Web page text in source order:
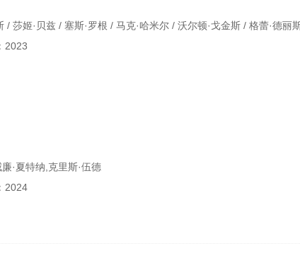
/ 莎姬·贝兹 / 塞斯·罗根 / 马克·哈米尔 / 沃尔顿·戈金斯 / 格蕾·德丽
2023
·夏特纳,克里斯·伍德
2024